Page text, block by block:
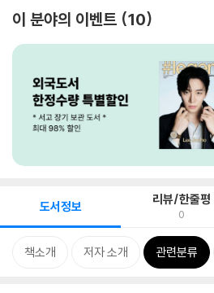
이 분야의 이벤트 10
도서정보 리뷰/한줄평
0
책소개 저자 소개 관련분류